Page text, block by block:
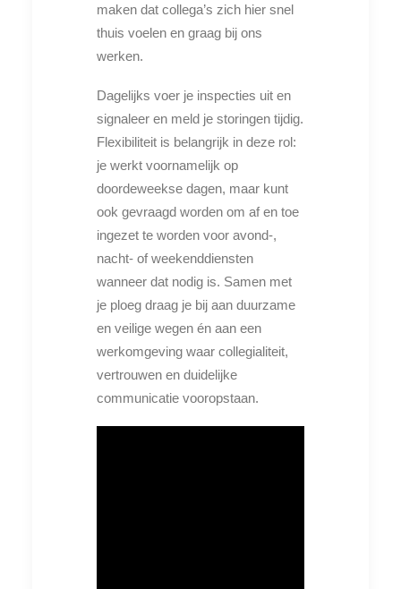
maken dat collega’s zich hier snel
thuis voelen en graag bij ons
werken.
Dagelijks voer je inspecties uit en
signaleer en meld je storingen tijdig.
Flexibiliteit is belangrijk in deze rol:
je werkt voornamelijk op
doordeweekse dagen, maar kunt
ook gevraagd worden om af en toe
ingezet te worden voor avond-,
nacht- of weekenddiensten
wanneer dat nodig is. Samen met
je ploeg draag je bij aan duurzame
en veilige wegen én aan een
werkomgeving waar collegialiteit,
vertrouwen en duidelijke
communicatie vooropstaan.